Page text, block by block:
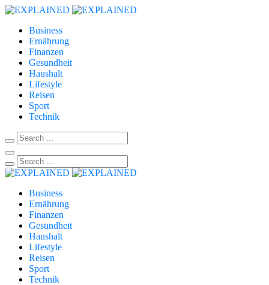
Business
Ernährung
Finanzen
Gesundheit
Haushalt
Lifestyle
Reisen
Sport
Technik
Business
Ernährung
Finanzen
Gesundheit
Haushalt
Lifestyle
Reisen
Sport
Technik